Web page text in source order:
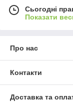
Сьогодні
Показати
Про нас
Контакти
Доставка та